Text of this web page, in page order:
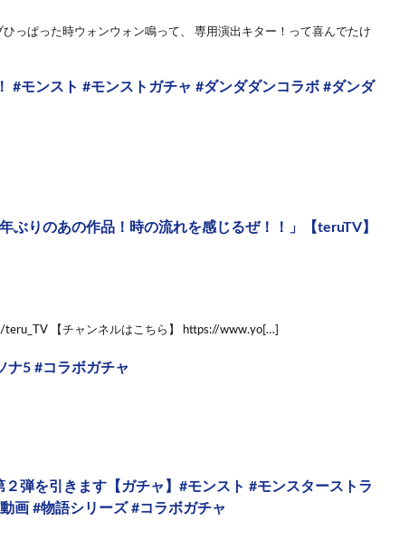
っぱった時ウォンウォン鳴って、 専用演出キター！って喜んでたけ
#モンスト #モンストガチャ #ダンダダンコラボ #ダンダ
ぶりのあの作品！時の流れを感じるぜ！！」【teruTV】
【チャンネルはこちら】 https://www.yo[…]
ナ5 #コラボガチャ
弾を引きます【ガチャ】#モンスト #モンスターストラ
画 #物語シリーズ #コラボガチャ